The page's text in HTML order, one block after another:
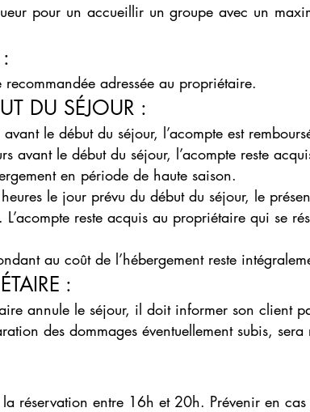
pour un accueillir un groupe avec un
adressée au propriétaire.
DU SÉJOUR :
le début du séjour, l’acompte est
avant le début du séjour, l’acompte reste
en période de haute saison.
le jour prévu du début du séjour, le
reste acquis au propriétaire qui se
au coût de l’hébergement reste
:
annule le séjour, il doit informer son client
des dommages éventuellement subis,
réservation entre 16h et 20h. Prévenir en cas